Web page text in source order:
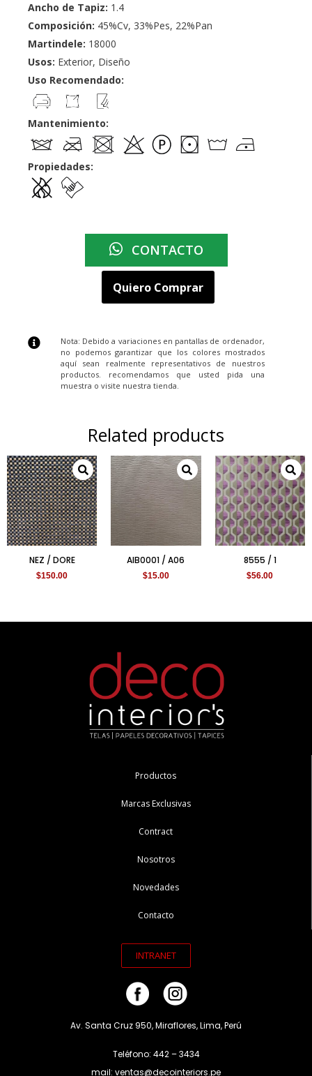
Ancho de Tapiz: 1.4
Composición: 45%Cv, 33%Pes, 22%Pan
Martindele: 18000
Usos: Exterior, Diseño
Uso Recomendado:
Mantenimiento:
Propiedades:
CONTACTO
Quiero Comprar
Nota: Debido a variaciones en pantallas de ordenador,
no podemos garantizar que los colores mostrados
aquí sean realmente representativos de nuestros
productos. recomendamos que usted pida una
muestra o visite nuestra tienda.
Related products
NEZ / DORE
$150.00
AIB0001 / A06
$15.00
8555 / 1
$56.00
Productos
Marcas Exclusivas
Contract
Nosotros
Novedades
Contacto
INTRANET
Av. Santa Cruz 950, Miraflores, Lima, Perú
Teléfono: 442 – 3434
mail: ventas@decointeriors.pe